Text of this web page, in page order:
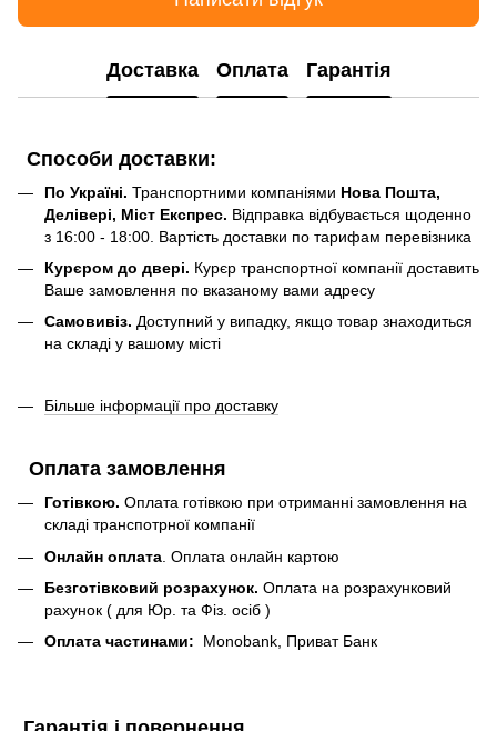
Доставка Оплата Гарантія
Способи доставки:
По Україні. Транспортними компаніями Нова Пошта,
Делівері, Міст Експрес. Відправка відбувається щоденно
з 16:00 - 18:00. Вартість доставки по тарифам перевізника
Курєром до двері. Курєр транспортної компанії доставить
Ваше замовлення по вказаному вами адресу
Самовивіз. Доступний у випадку, якщо товар знаходиться
на складі у вашому місті
Більше інформації про доставку
Оплата замовлення
Готівкою. Оплата готівкою при отриманні замовлення на
складі транспотрної компанії
Онлайн оплата . Оплата онлайн картою
Безготівковий розрахунок. Оплата на розрахунковий
рахунок ( для Юр. та Фіз. осіб )
Оплата частинами: Monobank, Приват Банк